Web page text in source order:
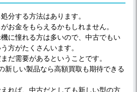
分する方法はあります。
お金をもらえるかもしれません。
に憧れる方は多いので、中古でもい
方がたくさんいます。
だ需要があるということです。
新しい製品なら高額買取も期待できる
れば、中古だとしても新しい型の方